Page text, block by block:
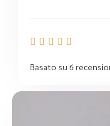
    
Basato su 6